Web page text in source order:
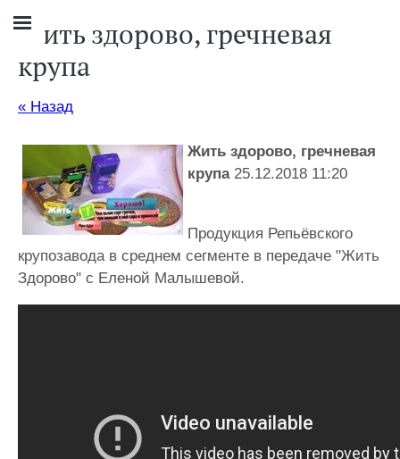
Жить здорово, гречневая
крупа
« Назад
Жить здорово, гречневая
крупа25.12.2018 11:20
Продукция Репьёвского
крупозавода в среднем сегменте в передаче "Жить
Здорово" с Еленой Малышевой.